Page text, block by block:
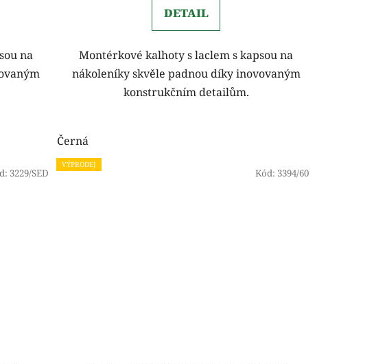
na
DETAIL
Montérkové kalhoty s laclem s kapsou na
nákoleníky skvěle padnou díky inovovaným
konstrukčním detailům.
Černá
3229/SED
VÝPRODEJ
Kód: 3394/60